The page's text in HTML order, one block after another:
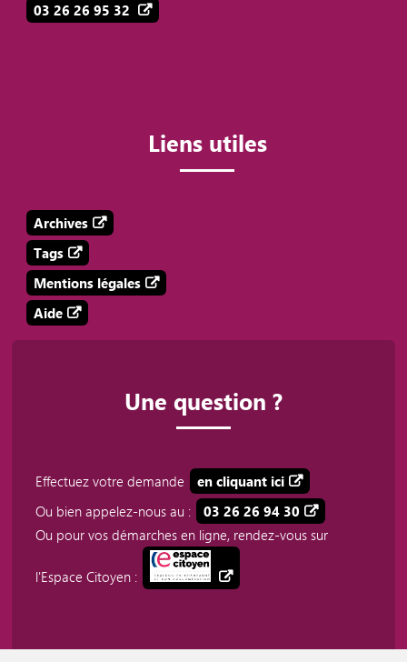
03 26 26 95 32
Liens utiles
Archives
Tags
Mentions légales
Aide
Une question ?
Effectuez votre demande
en cliquant ici
Ou bien appelez-nous au :
03 26 26 94 30
Ou pour vos démarches en ligne, rendez-vous sur
l'Espace Citoyen :